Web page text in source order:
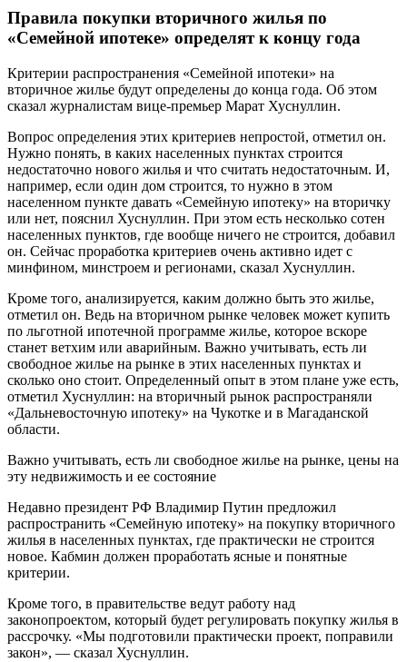
Правила покупки вторичного жилья по
«Семейной ипотеке» определят к концу года
Критерии распространения «Семейной ипотеки» на
вторичное жилье будут определены до конца года. Об этом
сказал журналистам вице-премьер Марат Хуснуллин.
Вопрос определения этих критериев непростой, отметил он.
Нужно понять, в каких населенных пунктах строится
недостаточно нового жилья и что считать недостаточным. И,
например, если один дом строится, то нужно в этом
населенном пункте давать «Семейную ипотеку» на вторичку
или нет, пояснил Хуснуллин. При этом есть несколько сотен
населенных пунктов, где вообще ничего не строится, добавил
он. Сейчас проработка критериев очень активно идет с
минфином, минстроем и регионами, сказал Хуснуллин.
Кроме того, анализируется, каким должно быть это жилье,
отметил он. Ведь на вторичном рынке человек может купить
по льготной ипотечной программе жилье, которое вскоре
станет ветхим или аварийным. Важно учитывать, есть ли
свободное жилье на рынке в этих населенных пунктах и
сколько оно стоит. Определенный опыт в этом плане уже есть,
отметил Хуснуллин: на вторичный рынок распространяли
«Дальневосточную ипотеку» на Чукотке и в Магаданской
области.
Важно учитывать, есть ли свободное жилье на рынке, цены на
эту недвижимость и ее состояние
Недавно президент РФ Владимир Путин предложил
распространить «Семейную ипотеку» на покупку вторичного
жилья в населенных пунктах, где практически не строится
новое. Кабмин должен проработать ясные и понятные
критерии.
Кроме того, в правительстве ведут работу над
законопроектом, который будет регулировать покупку жилья в
рассрочку. «Мы подготовили практически проект, поправили
закон», — сказал Хуснуллин.